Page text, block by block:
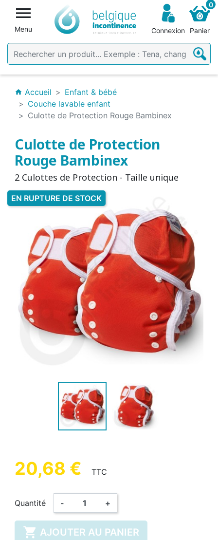

Menu Connexion
0
Panier
home Accueil
Enfant & bébé
Couche lavable enfant
Culotte de Protection Rouge Bambinex
Culotte de Protection
Rouge Bambinex
2 Culottes de Protection - Taille unique
EN RUPTURE DE STOCK
20,68 € TTC
Quantité - +
 AJOUTER AU PANIER